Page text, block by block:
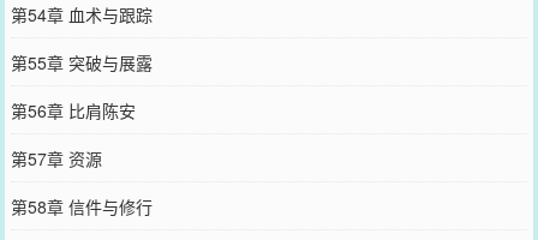
第54章 血术与跟踪
第55章 突破与展露
第56章 比肩陈安
第57章 资源
第58章 信件与修行